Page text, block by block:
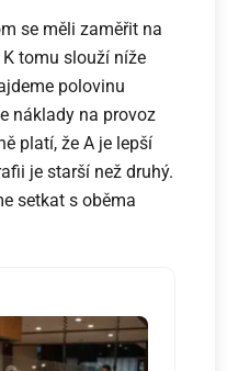
se měli zaměřit na
tomu slouží níže
polovinu
náklady na provoz
platí, že A je lepší
je starší než druhý.
setkat s oběma